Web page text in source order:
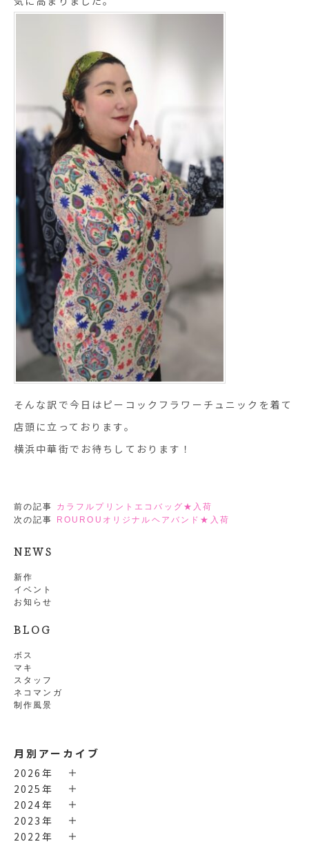
NEWS
新作
イベント
お知らせ
BLOG
ボス
マキ
スタッフ
ネコマンガ
制作風景
月別アーカイブ
2026年
2025年
2024年
2023年
2022年
そんな訳で今日はピーコックフラワーチュニックを着て
店頭に立っております。
横浜中華街でお待ちしております！
前の記事 カラフルプリントエコバッグ★入荷
次の記事 ROUROUオリジナルヘアバンド★入荷